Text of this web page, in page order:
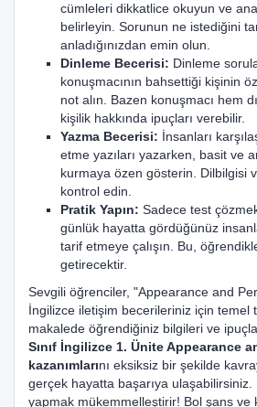
cümleleri dikkatlice okuyun ve
belirleyin. Sorunun ne istediğini
anladığınızdan emin olun.
Dinleme Becerisi: Dinleme
konuşmacının bahsettiği kişinin
not alın. Bazen konuşmacı hem
kişilik hakkında ipuçları verebilir.
Yazma Becerisi: İnsanları
etme yazıları yazarken, basit ve
kurmaya özen gösterin. Dilbilgisi
kontrol edin.
Pratik Yapın: Sadece test
günlük hayatta gördüğünüz
tarif etmeye çalışın. Bu,
getirecektir.
Sevgili öğrenciler, "Appearance and
İngilizce iletişim becerileriniz için temel
makalede öğrendiğiniz bilgileri ve
Sınıf İngilizce 1. Ünite Appearance
kazanımlarını eksiksiz bir şekilde
gerçek hayatta başarıya ulaşabilirsiniz.
yapmak mükemmelleştirir! Bol şans ve